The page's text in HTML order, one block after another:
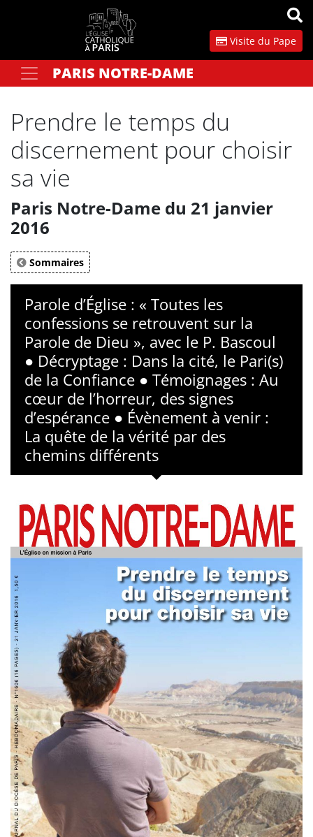
Visite du Pape
Votre recherchePARIS NOTRE-DAME
Prendre le temps du
discernement pour choisir
sa vie
Paris Notre-Dame du 21 janvier
2016
Sommaires
Parole d’Église : « Toutes les
confessions se retrouvent sur la
Parole de Dieu », avec le P. Bascoul
● Décryptage : Dans la cité, le Pari(s)
de la Confiance ● Témoignages : Au
cœur de l’horreur, des signes
d’espérance ● Évènement à venir :
La quête de la vérité par des
chemins différents
Panneau de gestion des cookies